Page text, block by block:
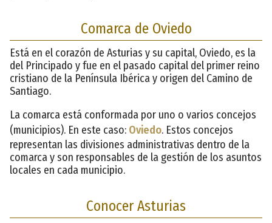
Comarca de Oviedo
Está en el corazón de Asturias y su capital, Oviedo, es la
del Principado y fue en el pasado capital del primer reino
cristiano de la Península Ibérica y origen del Camino de
Santiago.
La comarca está conformada por uno o varios concejos
(municipios). En este caso: Oviedo. Estos concejos
representan las divisiones administrativas dentro de la
comarca y son responsables de la gestión de los asuntos
locales en cada municipio.
Conocer Asturias